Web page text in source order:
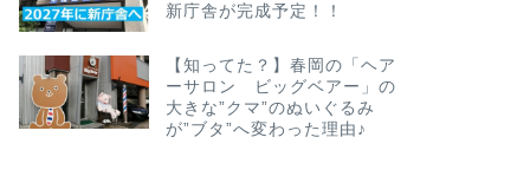
新庁舎が完成予定！！
【知ってた？】春岡の「ヘア
ーサロン ビッグベアー」の
大きな”クマ”のぬいぐるみ
が”ブタ”へ変わった理由♪